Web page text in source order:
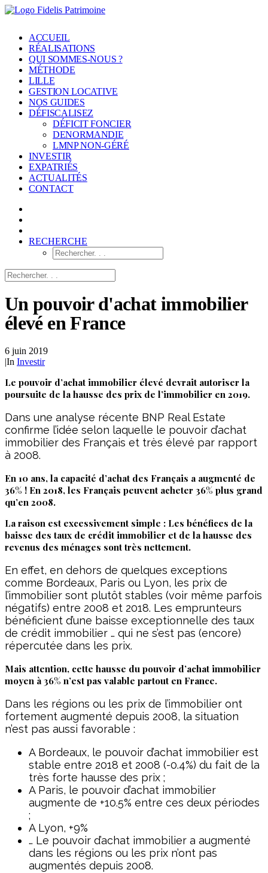
ACCUEIL
RÉALISATIONS
QUI SOMMES-NOUS ?
MÉTHODE
LILLE
GESTION LOCATIVE
NOS GUIDES
DÉFISCALISEZ
DÉFICIT FONCIER
DENORMANDIE
LMNP NON-GÉRÉ
INVESTIR
EXPATRIÉS
ACTUALITÉS
CONTACT
RECHERCHE
Un pouvoir d'achat immobilier
élevé en France
6 juin 2019
|In Investir
Le pouvoir d’achat immobilier élevé devrait autoriser la
poursuite de la hausse des prix de l’immobilier en 2019.
Dans une analyse récente BNP Real Estate
confirme l’idée selon laquelle le pouvoir d’achat
immobilier des Français et très élevé par rapport
à 2008.
En 10 ans, la capacité d’achat des Français a augmenté de
36% ! En 2018, les Français peuvent acheter 36% plus grand
qu’en 2008.
La raison est excessivement simple : Les bénéfices de la
baisse des taux de crédit immobilier et de la hausse des
revenus des ménages sont très nettement.
En effet, en dehors de quelques exceptions
comme Bordeaux, Paris ou Lyon, les prix de
l’immobilier sont plutôt stables (voir même parfois
négatifs) entre 2008 et 2018. Les emprunteurs
bénéficient d’une baisse exceptionnelle des taux
de crédit immobilier … qui ne s’est pas (encore)
répercutée dans les prix.
Mais attention, cette hausse du pouvoir d’achat immobilier
moyen à 36% n’est pas valable partout en France.
Dans les régions ou les prix de l’immobilier ont
fortement augmenté depuis 2008, la situation
n’est pas aussi favorable :
A Bordeaux, le pouvoir d’achat immobilier est
stable entre 2018 et 2008 (-0.4%) du fait de la
très forte hausse des prix ;
A Paris, le pouvoir d’achat immobilier
augmente de +10.5% entre ces deux périodes
;
A Lyon, +9%
… Le pouvoir d’achat immobilier a augmenté
dans les régions ou les prix n’ont pas
augmentés depuis 2008.